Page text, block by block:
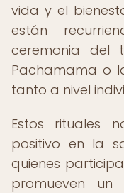
vida y el
están
ceremonia del
Pachamama o
tanto a nivel
Estos rituales
positivo en la
quienes
promueven